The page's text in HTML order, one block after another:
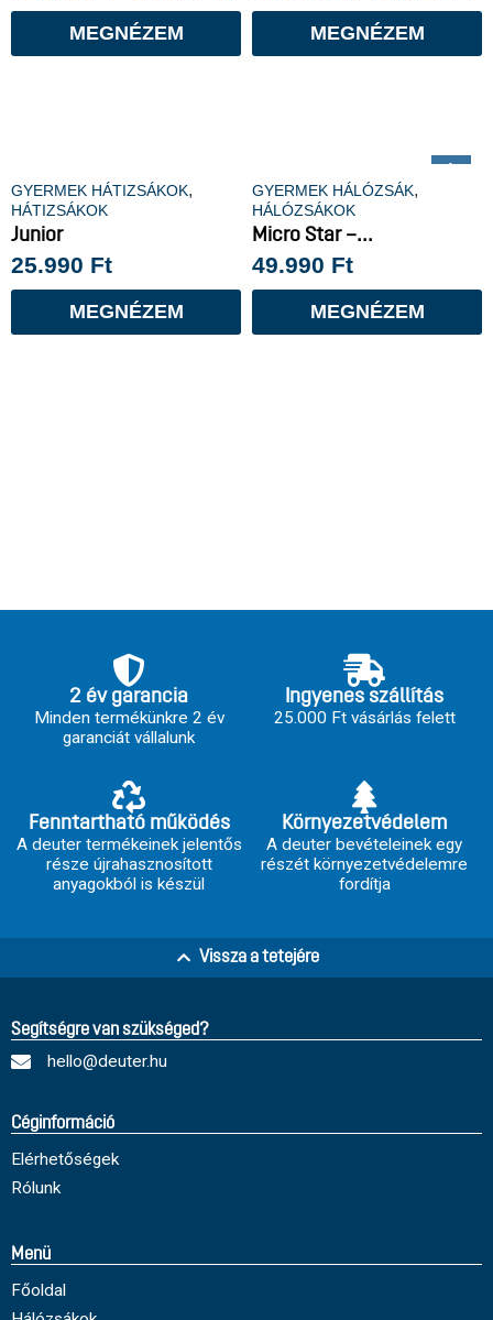
MEGNÉZEM MEGNÉZEM
GYERMEK HÁTIZSÁKOK,
HÁTIZSÁKOK
Junior
25.990 Ft
MEGNÉZEM
GYERMEK HÁLÓZSÁK,
HÁLÓZSÁKOK
Micro Star –...
49.990 Ft
MEGNÉZEM
2 év garancia
Minden termékünkre 2 év
garanciát vállalunk
Ingyenes szállítás
25.000 Ft vásárlás felett
Fenntartható működés
A deuter termékeinek jelentős
része újrahasznosított
anyagokból is készül
Környezetvédelem
A deuter bevételeinek egy
részét környezetvédelemre
fordítja
Vissza a tetejére
Segítségre van szükséged?
hello@deuter.hu
Céginformáció
Elérhetőségek
Rólunk
Menü
Főoldal